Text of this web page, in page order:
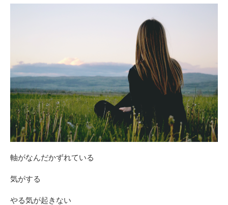
軸がなんだかずれている
気がする
やる気が起きない